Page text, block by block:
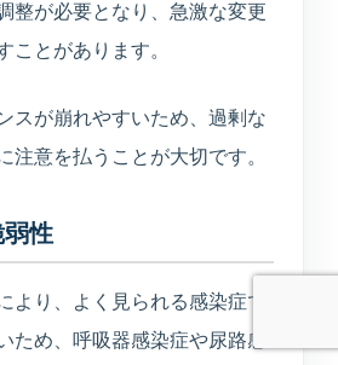
整が必要となり、急激な変更
ことがあります。
スが崩れやすいため、過剰な
注意を払うことが大切です。
性
より、よく見られる感染症で
ため、呼吸器感染症や尿路感
今やってる？
送信